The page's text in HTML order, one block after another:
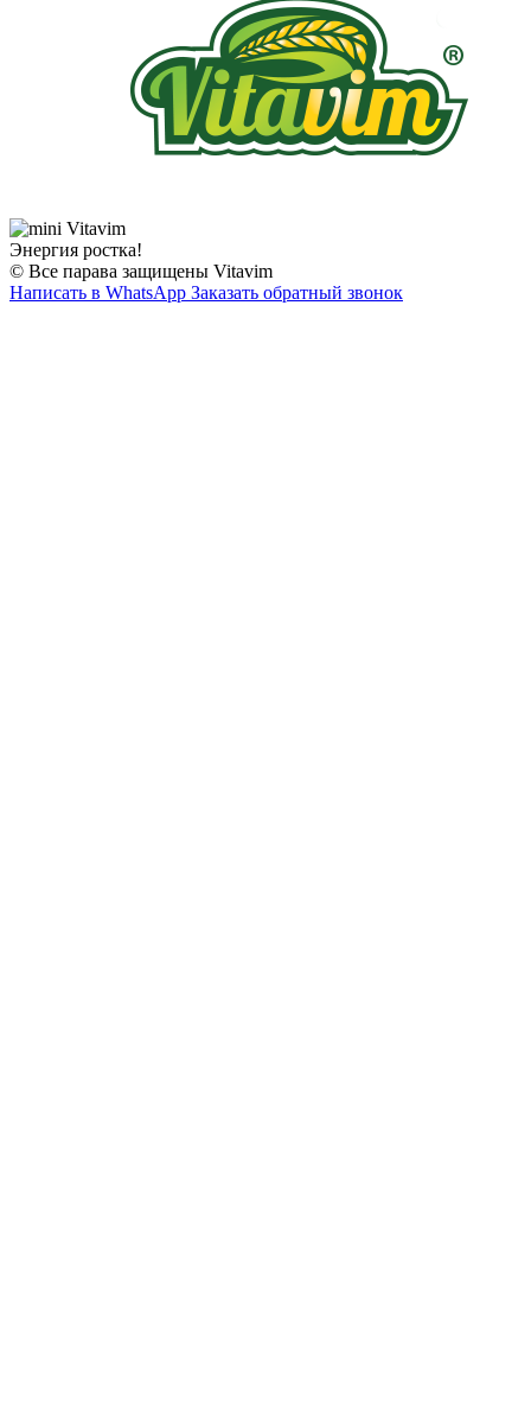
Энергия ростка!
© Все парава защищены Vitavim
Написать в WhatsApp Заказать обратный звонок